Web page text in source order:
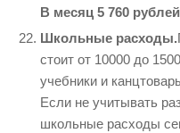
В месяц 5 760
Школьные расходы.
стоит от 10000 до
учебники и
Если не учитывать
школьные расходы